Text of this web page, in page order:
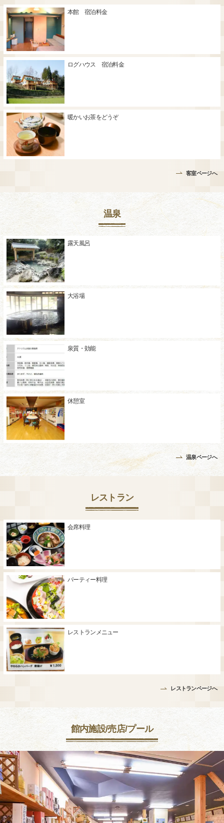
本館 宿泊料金
ログハウス 宿泊料金
暖かいお茶をどうぞ
客室ページへ
温泉
露天風呂
大浴場
泉質・効能
休憩室
温泉ページへ
レストラン
会席料理
パーティー料理
レストランメニュー
レストランページへ
館内施設/売店/プール